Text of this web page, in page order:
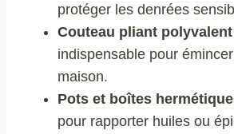
protéger les denrées
Couteau pliant
indispensable pour
maison.
Pots et boîtes
pour rapporter huiles ou